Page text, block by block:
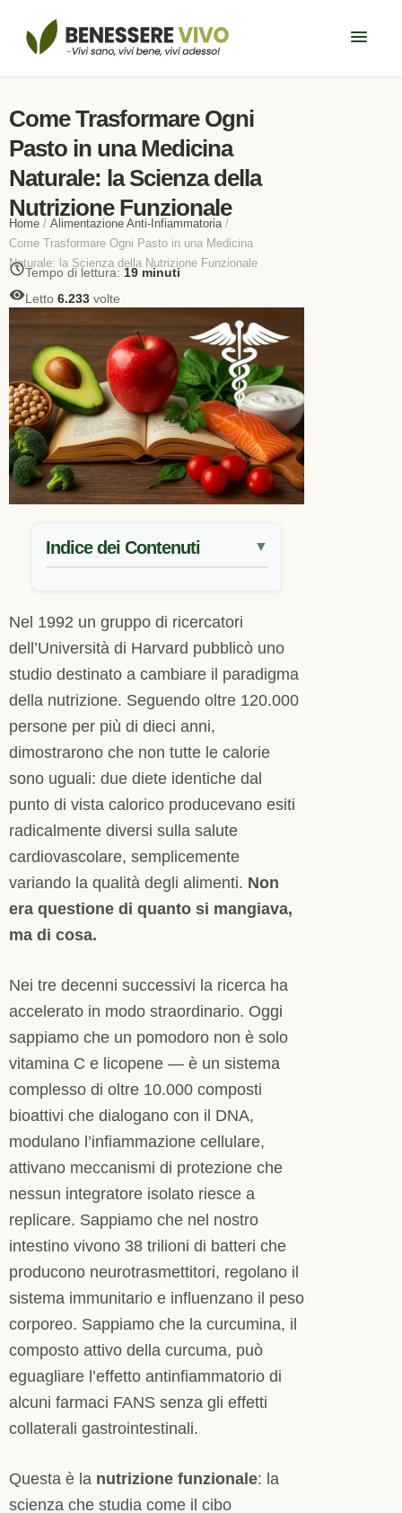
Come Trasformare Ogni
Pasto in una Medicina
Naturale: la Scienza della
Nutrizione Funzionale
Home / Alimentazione Anti-Infiammatoria /
Come Trasformare Ogni Pasto in una Medicina
Naturale: la Scienza della Nutrizione Funzionale
Tempo di lettura:19 minuti
Letto 6.233 volte
Indice dei Contenuti ▼
Nel 1992 un gruppo di ricercatori
dell’Università di Harvard pubblicò uno
studio destinato a cambiare il paradigma
della nutrizione. Seguendo oltre 120.000
persone per più di dieci anni,
dimostrarono che non tutte le calorie
sono uguali: due diete identiche dal
punto di vista calorico producevano esiti
radicalmente diversi sulla salute
cardiovascolare, semplicemente
variando la qualità degli alimenti. Non
era questione di quanto si mangiava,
ma di cosa.
Nei tre decenni successivi la ricerca ha
accelerato in modo straordinario. Oggi
sappiamo che un pomodoro non è solo
vitamina C e licopene — è un sistema
complesso di oltre 10.000 composti
bioattivi che dialogano con il DNA,
modulano l’infiammazione cellulare,
attivano meccanismi di protezione che
nessun integratore isolato riesce a
replicare. Sappiamo che nel nostro
intestino vivono 38 trilioni di batteri che
producono neurotrasmettitori, regolano il
sistema immunitario e influenzano il peso
corporeo. Sappiamo che la curcumina, il
composto attivo della curcuma, può
eguagliare l’effetto antinfiammatorio di
alcuni farmaci FANS senza gli effetti
collaterali gastrointestinali.
Questa è la nutrizione funzionale: la
scienza che studia come il cibo